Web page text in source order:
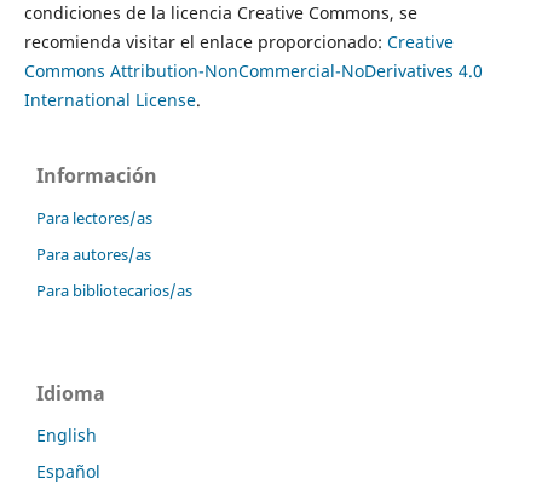
condiciones de la licencia Creative Commons, se
recomienda visitar el enlace proporcionado: Creative
Commons Attribution-NonCommercial-NoDerivatives 4.0
International License.
Información
Para lectores/as
Para autores/as
Para bibliotecarios/as
Idioma
English
Español